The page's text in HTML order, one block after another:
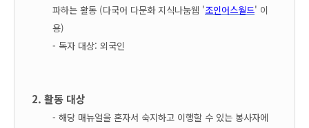
파하는 활동 (다국어 다문화 지식나눔웹 '조인어스월드' 이
용)
- 독자 대상: 외국인
2. 활동 대상
- 해당 매뉴얼을 혼자서 숙지하고 이행할 수 있는 봉사자에